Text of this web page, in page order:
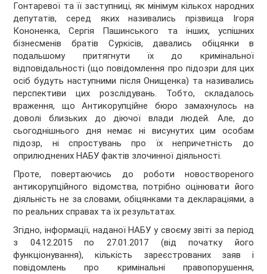
Гонтаревої та її заступниці, як мінімум кількох народних
депутатів, серед яких називались прізвища Ігоря
Кононенка, Сергія Пашинського та інших, успішних
бізнесменів братів Суркісів, давались обіцянки в
подальшому притягнути їх до кримінальної
відповідальності (що повідомлення про підозри для цих
осіб будуть наступними після Онищенка) та називались
перспективи цих розслідувань. Тобто, складалось
враження, що Антикорупційне бюро замахнулось на
доволі близьких до діючої влади людей. Але, до
сьогоднішнього дня немає ні висунутих цим особам
підозр, ні спростувань про їх непричетність до
оприлюднених НАБУ фактів злочинної діяльності.
Проте, повертаючись до роботи новоствореного
антикорупційного відомства, потрібно оцінювати його
діяльність не за словами, обіцянками та деклараціями, а
по реальних справах та їх результатах.
Згідно, інформації, наданої НАБУ у своєму звіті за період
з 04.12.2015 по 27.01.2017 (від початку його
функціонування), кількість зареєстрованих заяв і
повідомлень про кримінальні правопорушення,